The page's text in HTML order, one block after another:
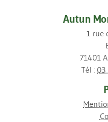
Autun
1 rue
71401
Tél : 03